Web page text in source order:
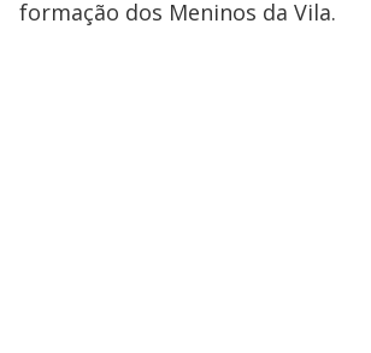
formação dos Meninos da Vila.